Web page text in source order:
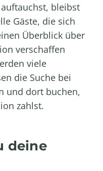
bleibst
Gäste, die sich
Überblick über
verschaffen
viele
die Suche bei
und dort buchen,
zahlst.
deine